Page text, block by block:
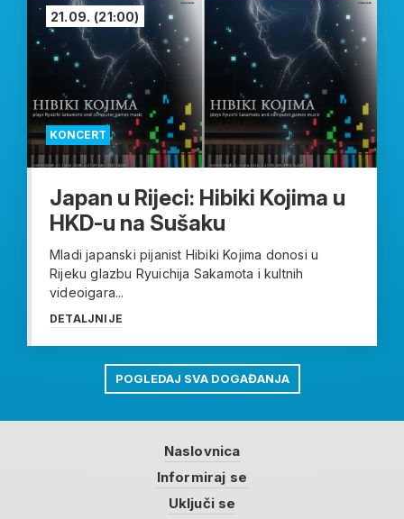
KONCERT
21.09. (21:00)
Japan u Rijeci: Hibiki Kojima u
HKD-u na Sušaku
Mladi japanski pijanist Hibiki Kojima donosi u
Rijeku glazbu Ryuichija Sakamota i kultnih
videoigara...
DETALJNIJE
POGLEDAJ SVA DOGAĐANJA
Naslovnica
Informiraj se
Uključi se